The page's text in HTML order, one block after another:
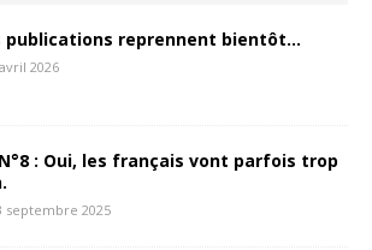
publications reprennent bientôt…
2026
N°8 : Oui, les français vont parfois trop
septembre 2025